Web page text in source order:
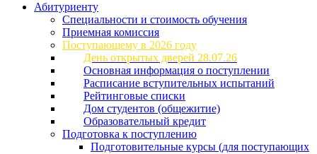
Абитуриенту
Специальности и стоимость обучения
Приемная комиссия
Поступающему в 2026 году
День открытых дверей 28.07.26
Основная информация о поступлении
Расписание вступительных испытаний
Рейтинговые списки
Дом студентов (общежитие)
Образовательный кредит
Подготовка к поступлению
Подготовительные курсы (для поступающих